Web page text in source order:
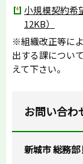
小規模契約希
12KB）
※組織改正等に
出する課につい
えて下さい。
お問い合わ
新城市 総務部